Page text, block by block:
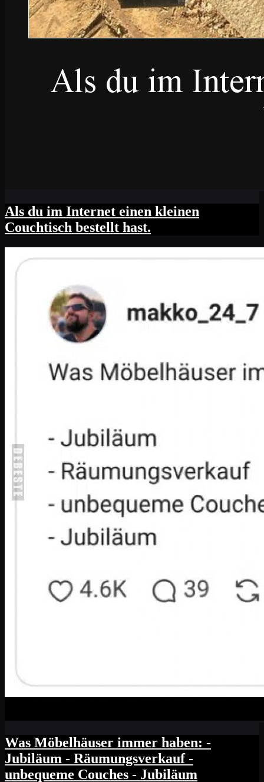
Als du im Internet einen kleinen
Couchtisch bestellt hast.
Was Möbelhäuser immer haben: -
Jubiläum - Räumungsverkauf -
unbequeme Couches - Jubiläum